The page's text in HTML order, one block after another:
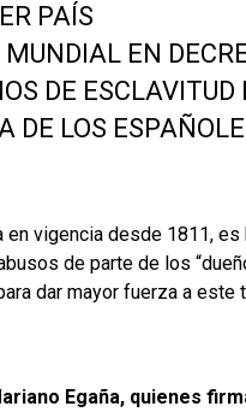
PAÍS
EN
DE ESCLAVITUD
DE LOS
en vigencia desde 1811, es
de parte de los
dar mayor fuerza a este
Egaña, quienes